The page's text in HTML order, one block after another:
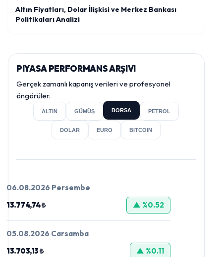
Altın Fiyatları, Dolar İlişkisi ve Merkez Bankası
Politikaları Analizi
PIYASA PERFORMANS ARŞIVI
Gerçek zamanlı kapanış verileri ve profesyonel
öngörüler.
ALTIN GÜMÜŞ BORSA PETROL
DOLAR EURO BITCOIN
06.08.2026 Persembe
13.774,74 ₺
▲ %0.52
05.08.2026 Carsamba
13.703,13 ₺
▲ %0.11